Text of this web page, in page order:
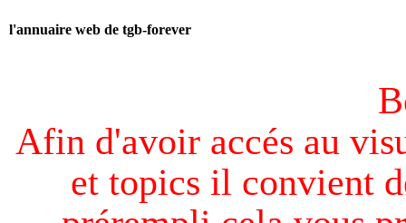
l'annuaire web de tgb-forever
Afin d'avoir accés au
et topics il convient